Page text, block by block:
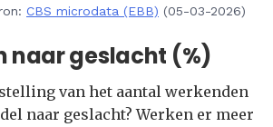
CBS microdata (EBB) (05-03-2026)
naar geslacht (%)
van het aantal werkenden
naar geslacht? Werken er meer